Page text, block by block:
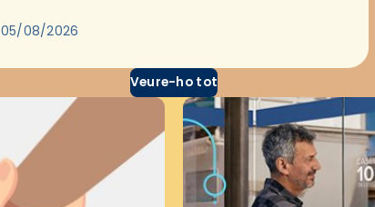
través del cinema, reflexionar sobre les…
05/08/2026
Veure-ho tot